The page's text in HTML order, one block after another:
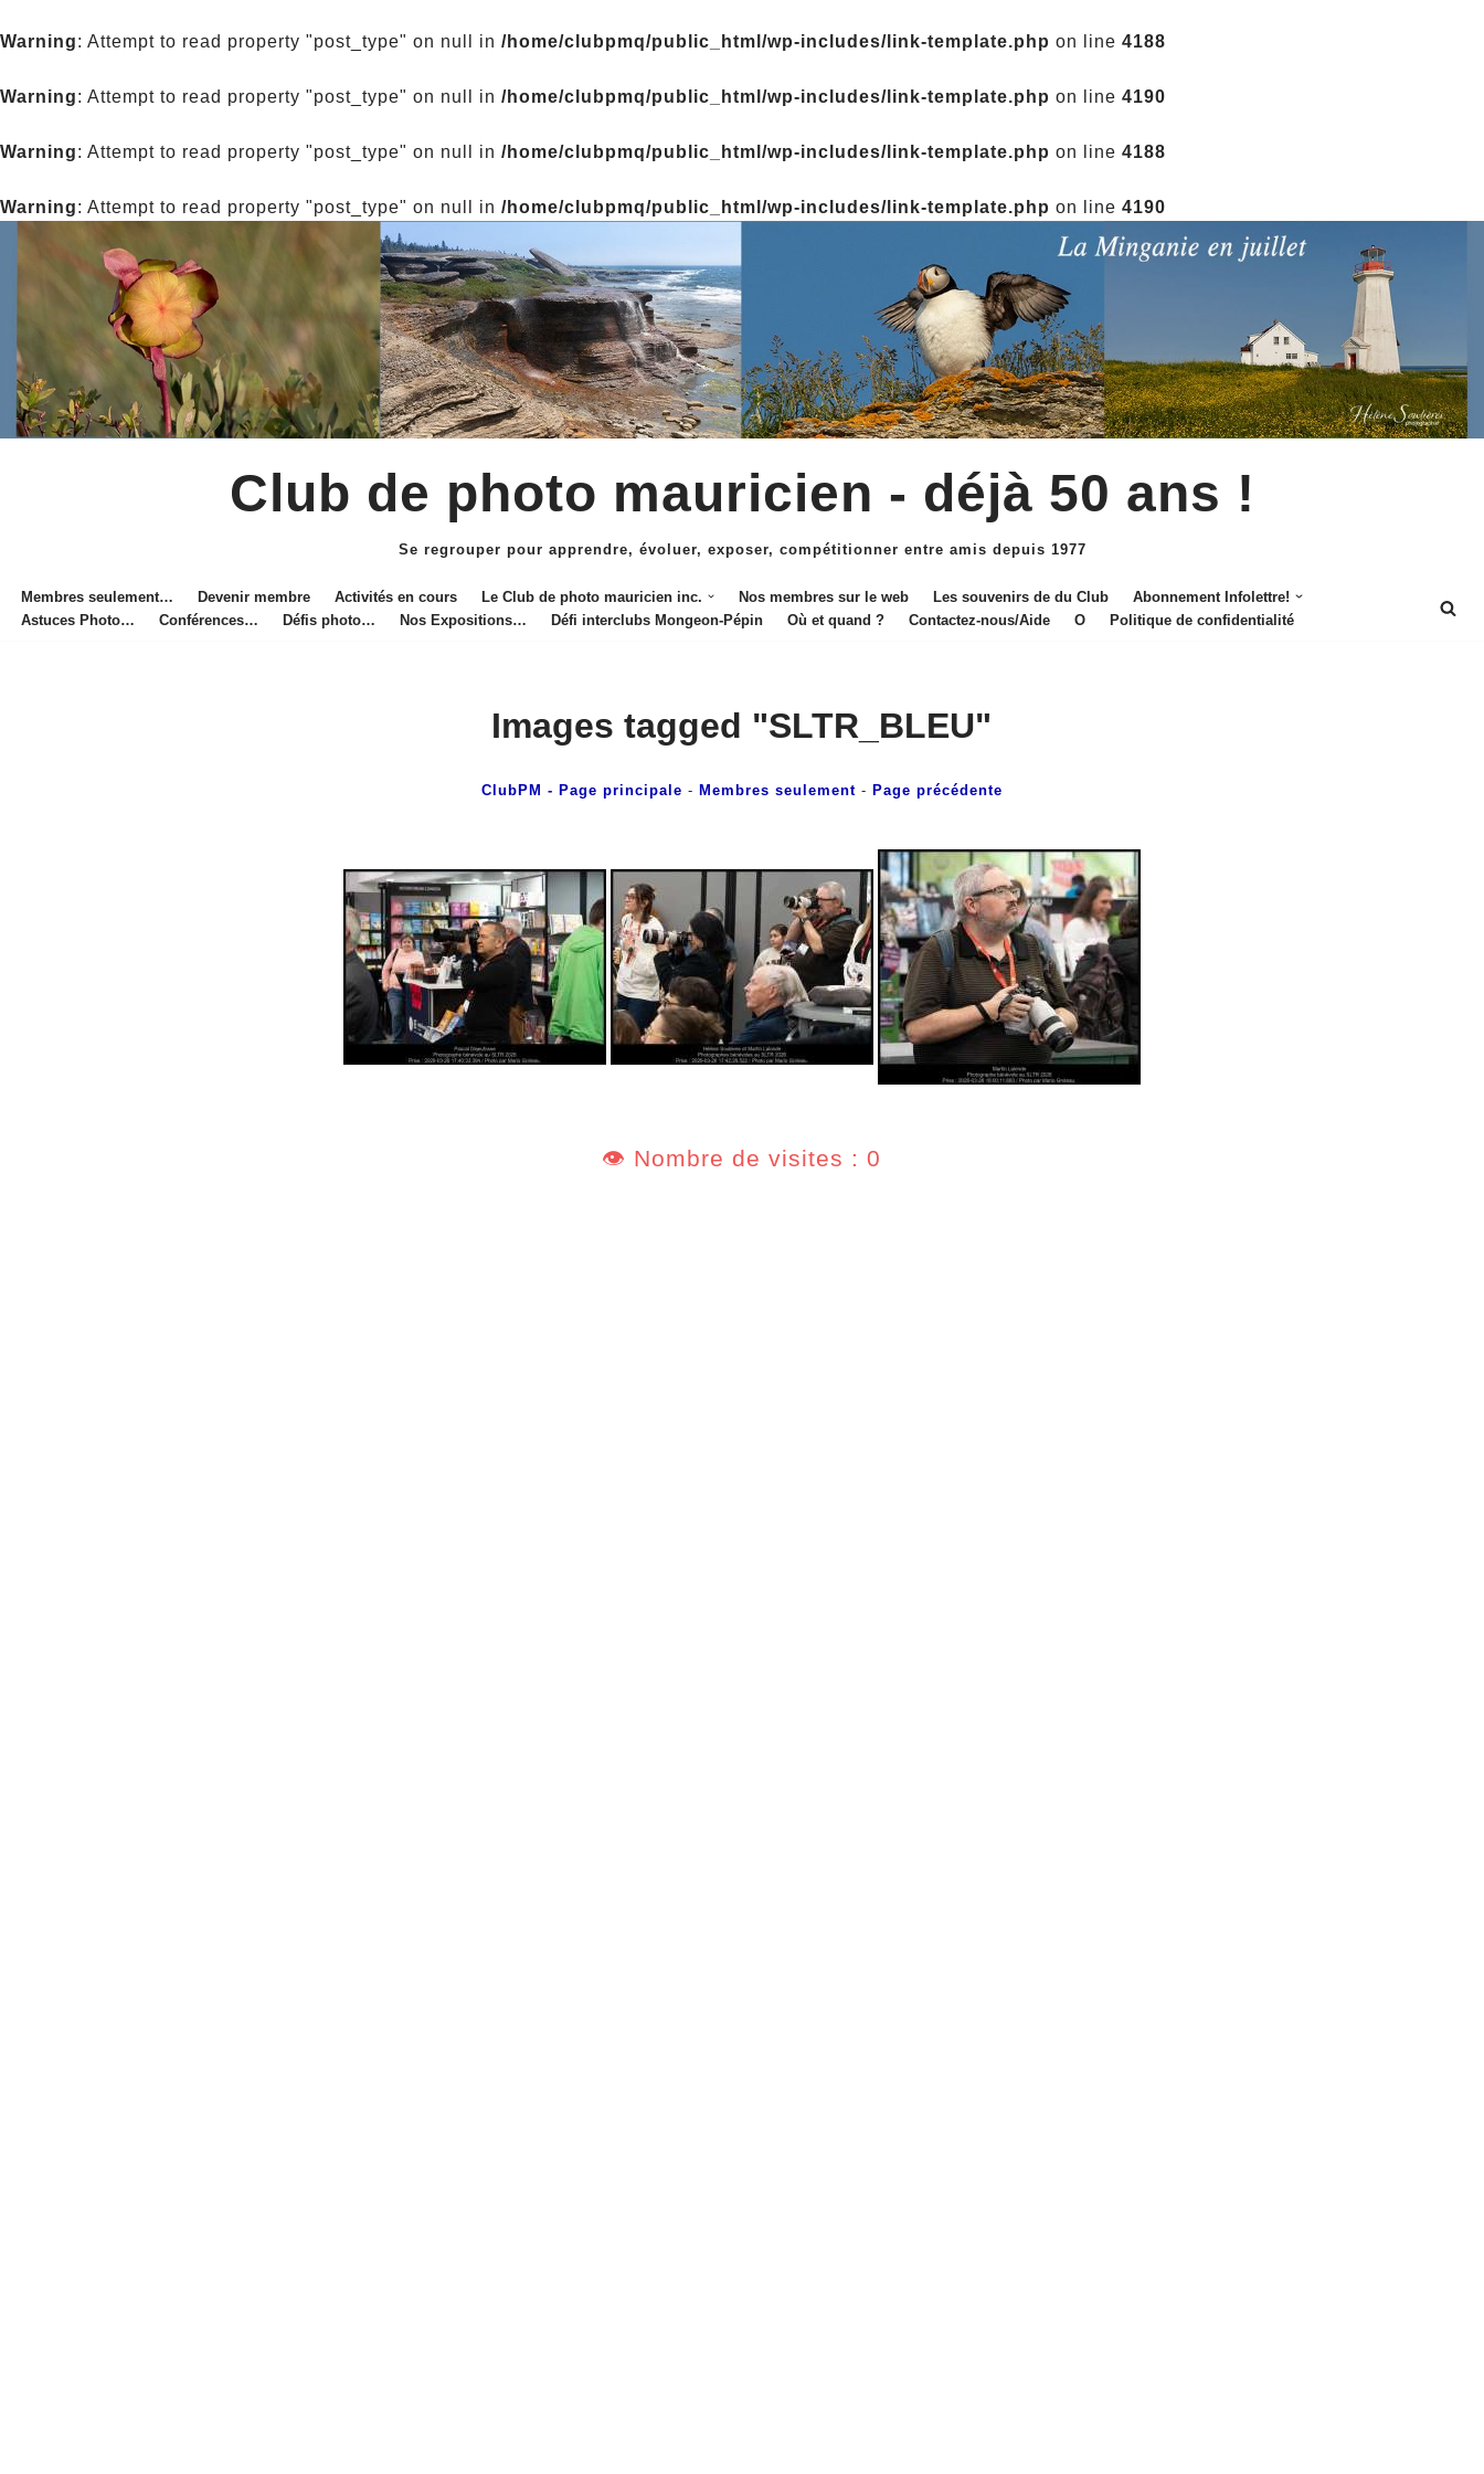
Warning: Attempt to read property "post_type" on null in /home/clubpmq/public_html/wp-includes/link-template.php on line 4188
Warning: Attempt to read property "post_type" on null in /home/clubpmq/public_html/wp-includes/link-template.php on line 4190
Warning: Attempt to read property "post_type" on null in /home/clubpmq/public_html/wp-includes/link-template.php on line 4188
Warning: Attempt to read property "post_type" on null in /home/clubpmq/public_html/wp-includes/link-template.php on line 4190
Club de photo mauricien - déjà 50 ans !
Se regrouper pour apprendre, évoluer, exposer, compétitionner entre amis depuis 1977
Membres seulement… Devenir membre Activités en cours Le Club de photo mauricien inc. Nos membres sur le web Les souvenirs de du Club
Abonnement Infolettre!
Astuces Photo…
Conférences… Défis photo… Nos Expositions… Défi interclubs Mongeon-Pépin Où et quand ? Contactez-nous/Aide O Politique de confidentialité
Images tagged "SLTR_BLEU"
ClubPM - Page principale - Membres seulement- Page précédente
👁️ Nombre de visites : 0